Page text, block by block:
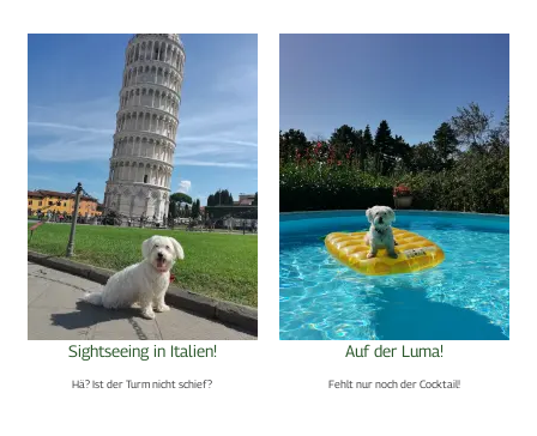
Sightseeing in Italien!
Hä? Ist der Turm nicht schief?
Auf der Luma!
Fehlt nur noch der Cocktail!